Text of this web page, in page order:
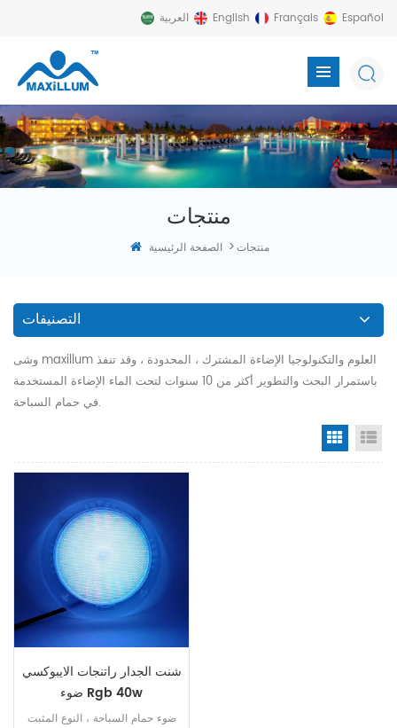
العربية English Français Español
منتجات
الصفحة الرئيسية >منتجات
التصنيفات
وشى maxillum العلوم والتكنولوجيا الإضاءة المشترك ، المحدودة ، وقد تنفذ
باستمرار البحث والتطوير أكثر من 10 سنوات لتحت الماء الإضاءة المستخدمة
في حمام السباحة.
Grid
شنت الجدار راتنجات الايبوكسي
ضوء Rgb 40w
ضوء حمام السباحة ، النوع المثبت